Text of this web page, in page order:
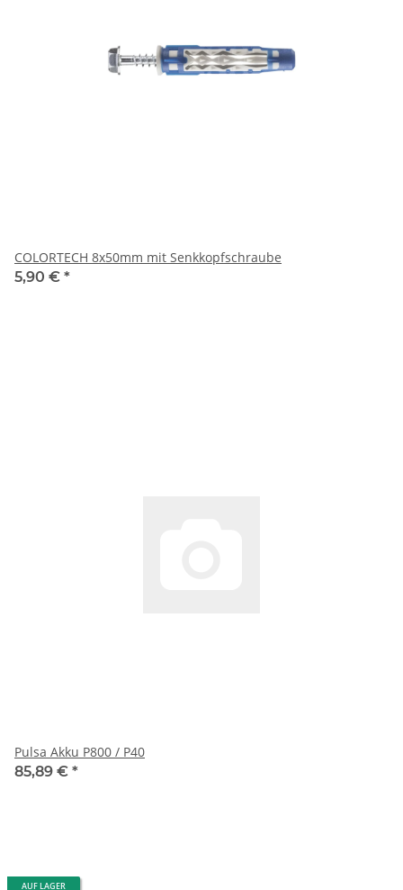
COLORTECH 8x50mm mit Senkkopfschraube
5,90 € *
Pulsa Akku P800 / P40
85,89 € *
AUF LAGER